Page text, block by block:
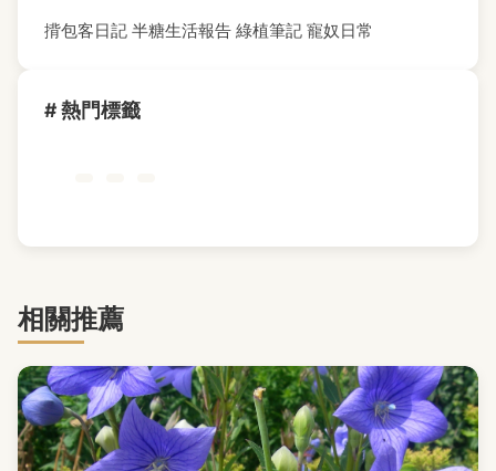
揹包客日記 半糖生活報告 綠植筆記 寵奴日常
# 熱門標籤
相關推薦